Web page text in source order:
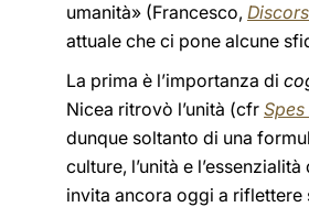
umanità» (Francesco,
attuale che ci pone alcune
La prima è l’importanza di
Nicea ritrovò l’unità (cfr
dunque soltanto di una
culture, l’unità e
invita ancora oggi a riflettere